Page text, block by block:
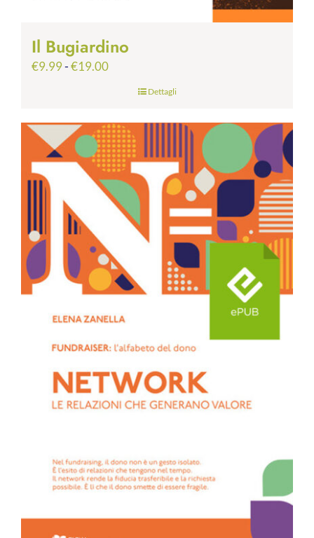
Il Bugiardino
€9.99-€19.00Fascia
prezzo:
€9.99
a
€19.00
Dettagli